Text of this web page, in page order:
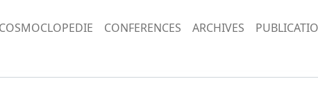
COSMOCLOPEDIE CONFERENCES ARCHIVES